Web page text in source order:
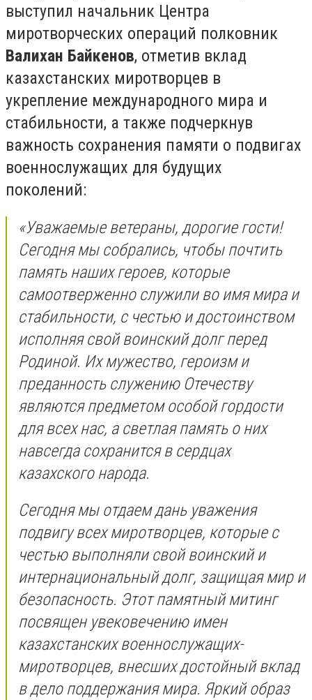
выступил начальник Центра
миротворческих операций полковник
Валихан Байкенов, отметив вклад
казахстанских миротворцев в
укрепление международного мира и
стабильности, а также подчеркнув
важность сохранения памяти о подвигах
военнослужащих для будущих
поколений:
«Уважаемые ветераны, дорогие гости!
Сегодня мы собрались, чтобы почтить
память наших героев, которые
самоотверженно служили во имя мира и
стабильности, с честью и достоинством
исполняя свой воинский долг перед
Родиной. Их мужество, героизм и
преданность служению Отечеству
являются предметом особой гордости
для всех нас, а светлая память о них
навсегда сохранится в сердцах
казахского народа.
Сегодня мы отдаем дань уважения
подвигу всех миротворцев, которые с
честью выполняли свой воинский и
интернациональный долг, защищая мир и
безопасность. Этот памятный митинг
посвящен увековечению имен
казахстанских военнослужащих-
миротворцев, внесших достойный вклад
в дело поддержания мира. Яркий образ